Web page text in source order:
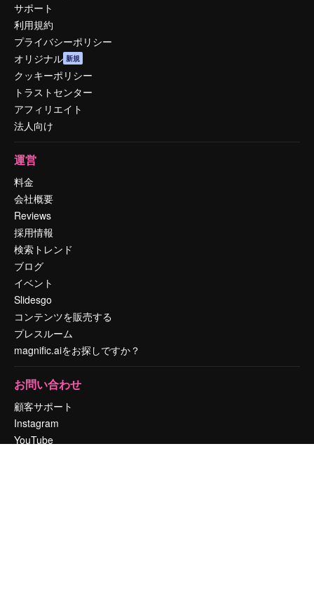
サポート
利用規約
プライバシーポリシー
オリジナル 新規
クッキーポリシー
トラストセンター
アフィリエイト
法人向け
運営
料金
会社概要
Reviews
採用情報
検索トレンド
ブログ
イベント
Slidesgo
コンテンツを販売する
プレスルーム
magnific.aiをお探しですか？
お問い合わせ
顧客サポート
Instagram
YouTube